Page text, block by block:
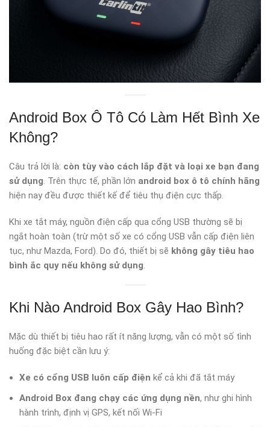
Android Box Ô Tô Có Làm Hết Bình Xe
Không?
Câu trả lời là: còn tùy vào cách lắp đặt và loại xe bạn đang
sử dụng. Trên thực tế, phần lớn android box ô tô chính hãng
hiện nay đều được thiết kế để tiêu thụ điện cực thấp.
Khi xe tắt máy, nguồn điện cấp qua cổng USB thường sẽ bị
ngắt hoàn toàn (trừ một số xe có cổng USB vẫn cấp điện liên
tục, như Mazda, Ford). Do đó, thiết bị sẽ không gây tiêu hao
bình ắc quy nếu không sử dụng.
Khi Nào Android Box Gây Hao Bình?
Mặc dù thiết bị tiêu hao rất ít năng lượng, vẫn có một số tình
huống đặc biệt cần lưu ý:
Xe có cổng USB luôn cấp điện kể cả khi đã tắt máy
Android Box đang chạy các ứng dụng nền, như ghi hình
hành trình, định vị GPS, kết nối Wi-Fi